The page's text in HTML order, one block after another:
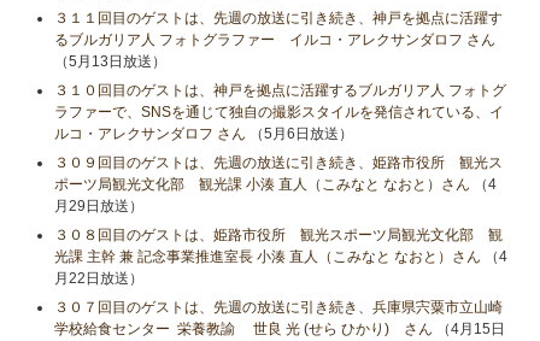
３１１回目のゲストは、先週の放送に引き続き、神戸を拠点に活躍す
るブルガリア人 フォトグラファー イルコ・アレクサンダロフ さん
（5月13日放送）
３１０回目のゲストは、神戸を拠点に活躍するブルガリア人 フォトグ
ラファーで、SNSを通じて独自の撮影スタイルを発信されている、イ
ルコ・アレクサンダロフ さん （5月6日放送）
３０９回目のゲストは、先週の放送に引き続き、姫路市役所 観光ス
ポーツ局観光文化部 観光課 小湊 直人（こみなと なおと）さん （4
月29日放送）
３０８回目のゲストは、姫路市役所 観光スポーツ局観光文化部 観
光課 主幹 兼 記念事業推進室長 小湊 直人（こみなと なおと）さん （4
月22日放送）
３０７回目のゲストは、先週の放送に引き続き、兵庫県宍粟市立山崎
学校給食センター 栄養教諭 世良 光 (せら ひかり) さん （4月15日